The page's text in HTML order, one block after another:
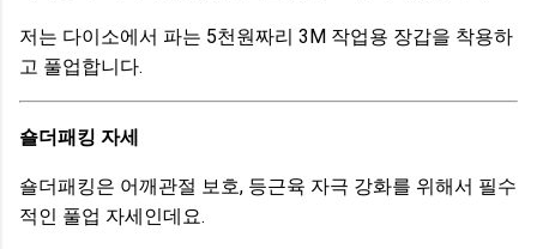
저는 다이소에서 파는 5천원짜리 3M 작업용 장갑을 착용하
고 풀업합니다.
숄더패킹 자세
숄더패킹은 어깨관절 보호, 등근육 자극 강화를 위해서 필수
적인 풀업 자세인데요.